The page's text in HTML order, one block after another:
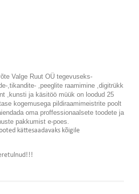
Valge Ruut OÜ tegevuseks-
,tikandite- ,peeglite raamimine ,digitrükk
,kunsti ja käsitöö müük on loodud 25
kogemusega pildiraamimeistrite poolt
oma proffessionaalsete toodete ja
pakkumist e-poes.
kättesaadavaks kõigile